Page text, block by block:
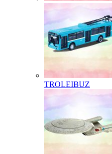
TROLEIBUZ